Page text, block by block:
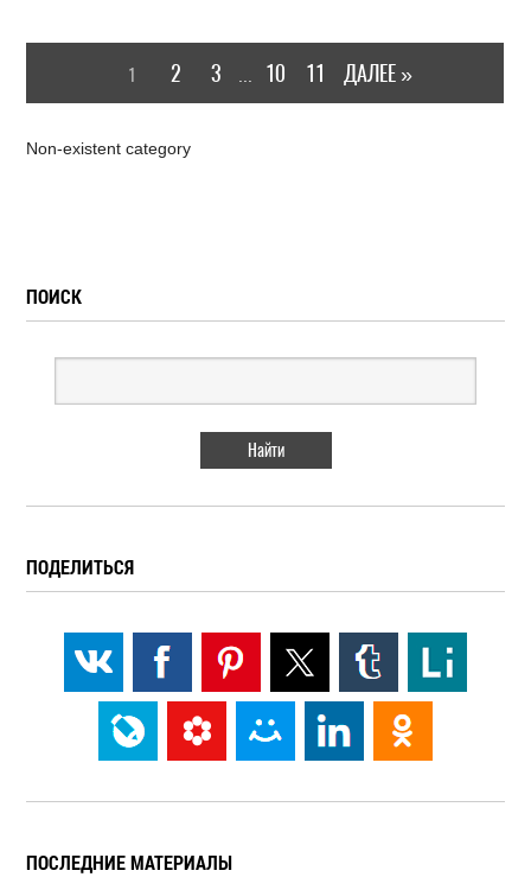
1 2 3 10 11 ДАЛЕЕ »
Non-existent category
ПОИСК
ПОДЕЛИТЬСЯ
ПОСЛЕДНИЕ МАТЕРИАЛЫ